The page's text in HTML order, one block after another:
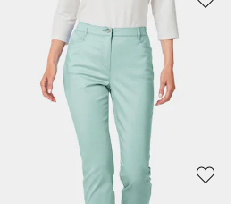
GOLDNER
Satin-BaumwollhoseLOUISA
59,95 €99,95 €
+ 4
30-Tage-Bestpreis**: 69,95 € (-14%)